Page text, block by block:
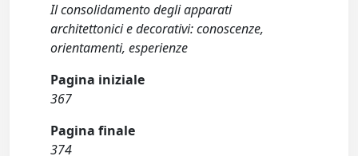
Il consolidamento degli apparati
architettonici e decorativi: conoscenze,
orientamenti, esperienze
Pagina iniziale
367
Pagina finale
374